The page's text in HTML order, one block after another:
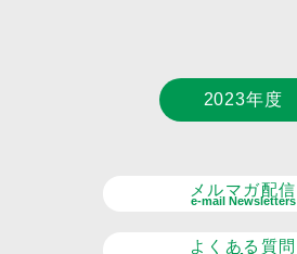
2023年度
メルマガ配信
e-mail Newsletters
よくある質問